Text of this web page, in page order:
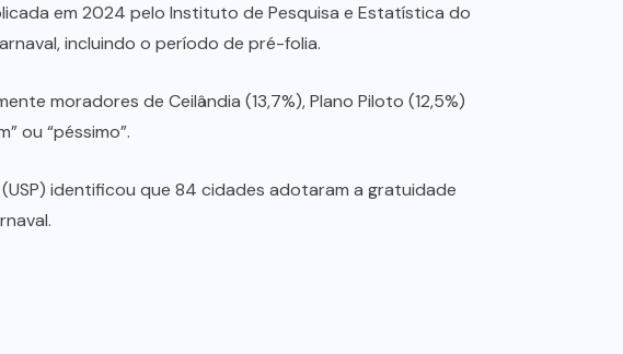
em 2024 pelo Instituto de Pesquisa e Estatística do
incluindo o período de pré-folia.
moradores de Ceilândia (13,7%), Plano Piloto (12,5%)
ou “péssimo”.
identificou que 84 cidades adotaram a gratuidade